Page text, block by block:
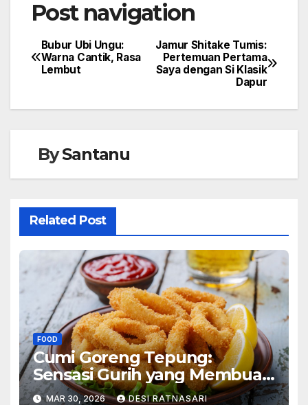
Post navigation
Jamur Shitake Tumis:
Pertemuan Pertama
Saya dengan Si Klasik
Dapur
Bubur Ubi Ungu:
Warna Cantik, Rasa
Lembut
BySantanu
Related Post
FOOD
Cumi Goreng Tepung:
Sensasi Gurih yang Membuat
Ketagihan
MAR 30, 2026 DESI RATNASARI